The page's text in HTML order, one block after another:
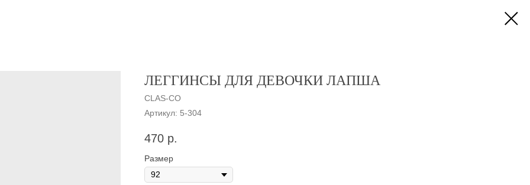
ЛЕГГИНСЫ ДЛЯ ДЕВОЧКИ ЛАПША
CLAS-CO
Артикул: 5-304
470 р.
Размер